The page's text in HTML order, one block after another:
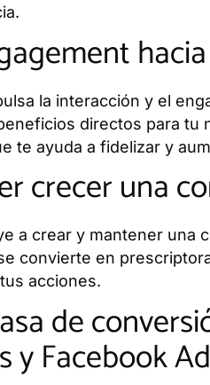
la interacción y el
directos para tu
te ayuda a fidelizar y
crecer una
a crear y mantener una
convierte en
acciones.
de
y Facebook